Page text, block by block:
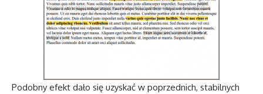
Podobny efekt dało się uzyskać w poprzednich, stabilnych